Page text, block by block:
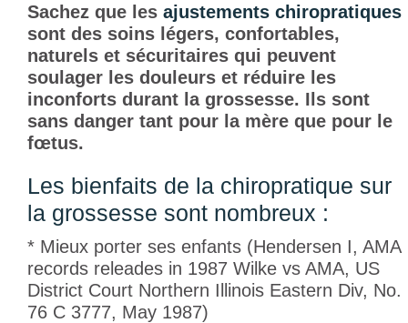
Sachez que les ajustements chiropratiques
sont des soins légers, confortables,
naturels et sécuritaires qui peuvent
soulager les douleurs et réduire les
inconforts durant la grossesse. Ils sont
sans danger tant pour la mère que pour le
fœtus.
Les bienfaits de la chiropratique sur
la grossesse sont nombreux :
* Mieux porter ses enfants (Hendersen I, AMA
records releades in 1987 Wilke vs AMA, US
District Court Northern Illinois Eastern Div, No.
76 C 3777, May 1987)